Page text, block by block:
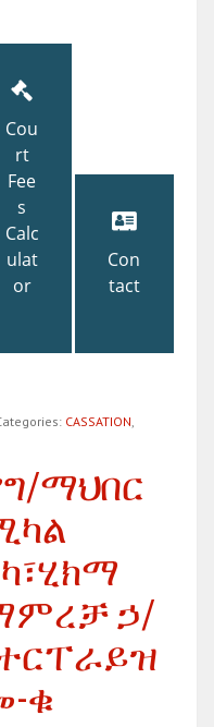
Cou
rt
Fee
s
Calc
ulat
or
Con
tact
CASSATION,
ማህበር
ኃ/
ቁ